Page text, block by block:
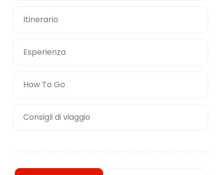
Itinerario
Esperienza
How To Go
Consigli di viaggio